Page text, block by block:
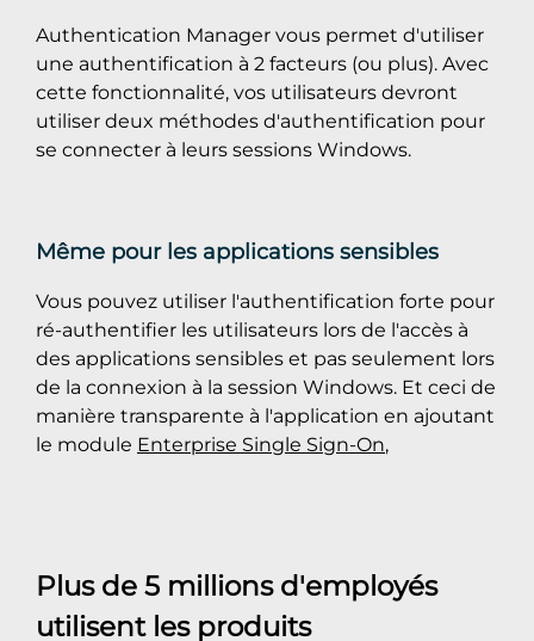
Authentication Manager vous permet d'utiliser
une authentification à 2 facteurs (ou plus). Avec
cette fonctionnalité, vos utilisateurs devront
utiliser deux méthodes d'authentification pour
se connecter à leurs sessions Windows.
Même pour les applications sensibles
Vous pouvez utiliser l'authentification forte pour
ré-authentifier les utilisateurs lors de l'accès à
des applications sensibles et pas seulement lors
de la connexion à la session Windows. Et ceci de
manière transparente à l'application en ajoutant
le module Enterprise Single Sign-On,
Plus de 5 millions d'employés
utilisent les produits